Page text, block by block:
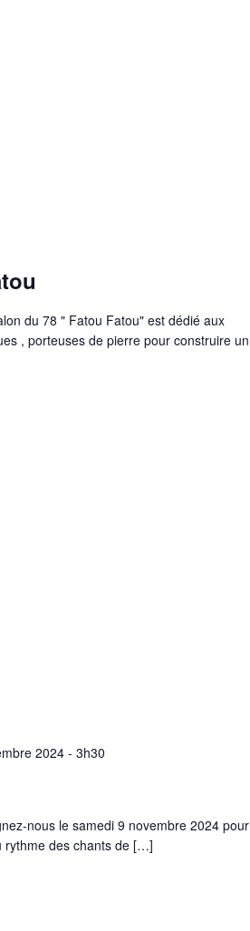
du 78 " Fatou Fatou" est dédié aux
, porteuses de pierre pour construire un
2024 - 3h30
nous le samedi 9 novembre 2024 pour
rythme des chants de […]